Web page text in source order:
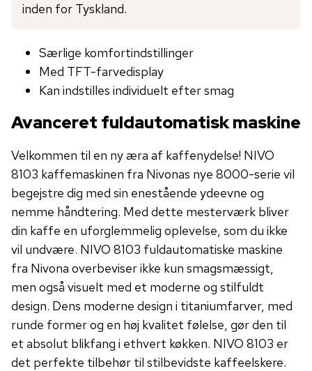
inden for Tyskland.
Særlige komfortindstillinger
Med TFT-farvedisplay
Kan indstilles individuelt efter smag
Avanceret fuldautomatisk maskine
Velkommen til en ny æra af kaffenydelse! NIVO
8103 kaffemaskinen fra Nivonas nye 8000-serie vil
begejstre dig med sin enestående ydeevne og
nemme håndtering. Med dette mesterværk bliver
din kaffe en uforglemmelig oplevelse, som du ikke
vil undvære. NIVO 8103 fuldautomatiske maskine
fra Nivona overbeviser ikke kun smagsmæssigt,
men også visuelt med et moderne og stilfuldt
design. Dens moderne design i titaniumfarver, med
runde former og en høj kvalitet følelse, gør den til
et absolut blikfang i ethvert køkken. NIVO 8103 er
det perfekte tilbehør til stilbevidste kaffeelskere.